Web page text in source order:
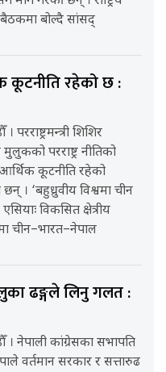
बोल्दै सांसद्
कूटनीति रहेको छ :
परराष्ट्रमन्त्री शिशिर
परराष्ट्र नीतिको
आर्थिक कूटनीति रहेको
। ‘बहुध्रुवीय विश्वमा चीन
विकसित क्षेत्रीय
चीन–भारत–नेपाल
ढङ्गले लिनु गलत :
। नेपाली कांग्रेसका सभापति
वर्तमान सरकार र सत्तारुढ